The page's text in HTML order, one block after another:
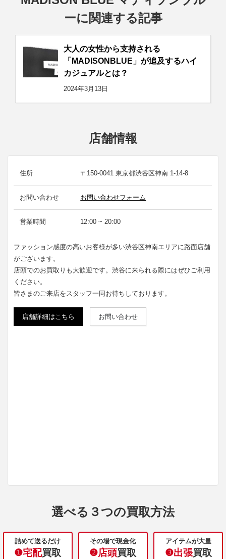
ーに関連する記事
大人の女性から支持される
「MADISONBLUE」が追及するハイ
カジュアルとは？
2024年3月13日
店舗情報
住所 〒150-0041 東京都渋谷区神南 1-14-8
お問い合わせ お問い合わせフォーム
営業時間 12:00 ~ 20:00
ファッション感度の高いお客様が多い渋谷区神南エリアに路面店舗
がございます。
店頭でのお買取りも大歓迎です。渋谷に来られる際にはぜひご利用
ください。
皆さまのご来店をスタッフ一同お待ちしております。
店舗詳細はこちら お問い合わせ
選べる３つの買取方法
詰めて送るだけ
❶宅配買取
その場で現金化
❷店頭買取
アイテムが大量
❸出張買取